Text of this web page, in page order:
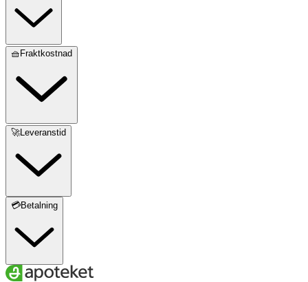
🧺Fraktkostnad
🚀Leveranstid
💳Betalning